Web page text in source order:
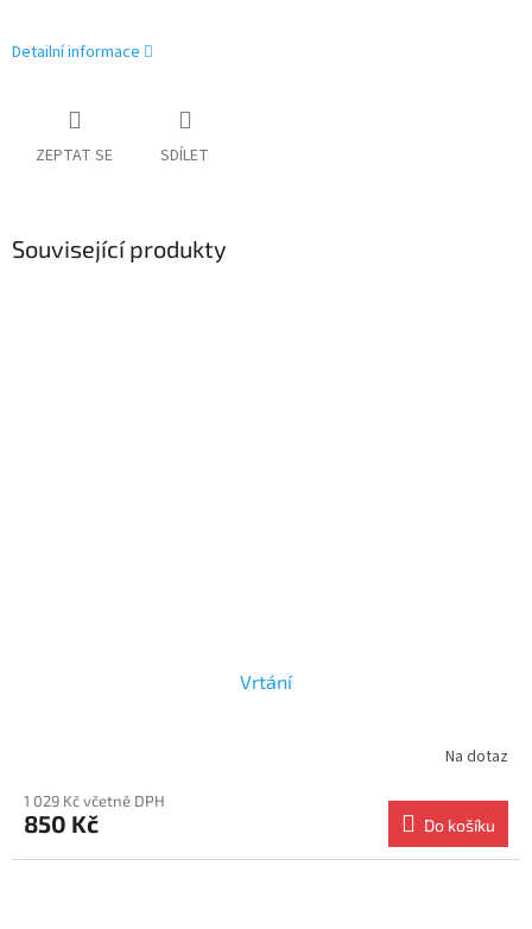
Detailní informace
ZEPTAT SE SDÍLET
Související produkty
Vrtání
Na dotaz
1 029 Kč včetně DPH
850 Kč Do košíku